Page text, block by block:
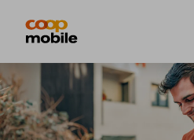
content
page
principale